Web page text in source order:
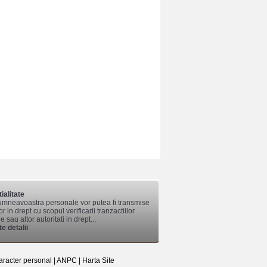
personale vor putea fi transmise
in drept cu scopul verificarii tranzactiilor
sau altor autoritati in drept...
detalii
personal ANPC Harta Site